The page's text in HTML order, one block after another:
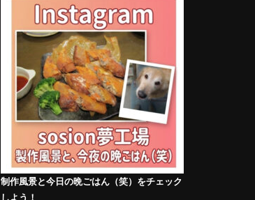
制作風景と今日の晩ごはん（笑）をチェック
しよう！